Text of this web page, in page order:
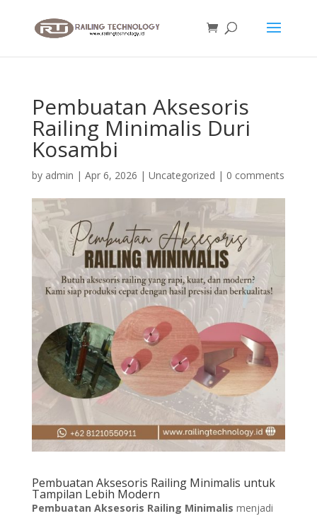
Pembuatan Aksesoris
Railing Minimalis Duri
Kosambi
by admin | Apr 6, 2026 | Uncategorized | 0 comments
Pembuatan Aksesoris Railing Minimalis untuk
Tampilan Lebih Modern
Pembuatan Aksesoris Railing Minimalis menjadi